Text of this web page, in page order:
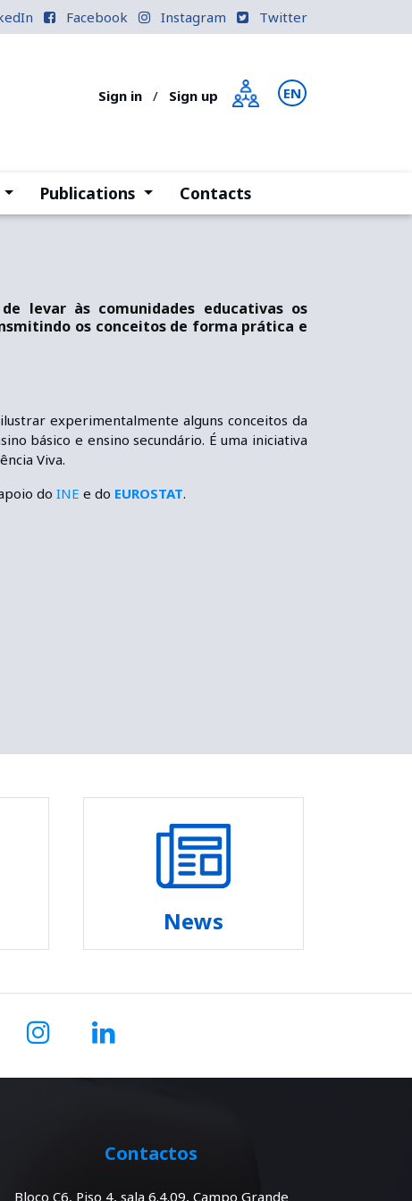
Facebook Instagram Twitter
Sign in / Sign up EN
(current)Publications (current)Contacts
levar às comunidades educativas os
os conceitos de forma prática e
experimentalmente alguns conceitos da
básico e ensino secundário. É uma iniciativa
Viva.
do INE e do EUROSTAT.
News
Contactos
Bloco C6, Piso 4, sala 6.4.09, Campo Grande